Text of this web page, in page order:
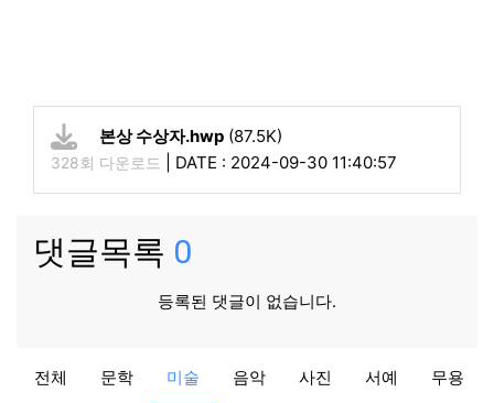
본상 수상자.hwp (87.5K)
328회 다운로드 DATE : 2024-09-30 11:40:57
댓글목록 0
등록된 댓글이 없습니다.
전체 문학 미술 음악 사진 서예 무용
포스터,디자인,만화- 초등부